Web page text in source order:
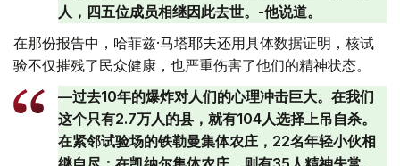
人，四五位成员相继因此去世。-他说道。
在那份报告中，哈菲兹·马塔耶夫还用具体数据证明，核试
验不仅摧残了民众健康，也严重伤害了他们的精神状态。
—过去10年的爆炸对人们的心理冲击巨大。在我们
这个只有2.7万人的县，就有104人选择上吊自杀。
在紧邻试验场的铁勒曼集体农庄，22名年轻小伙相